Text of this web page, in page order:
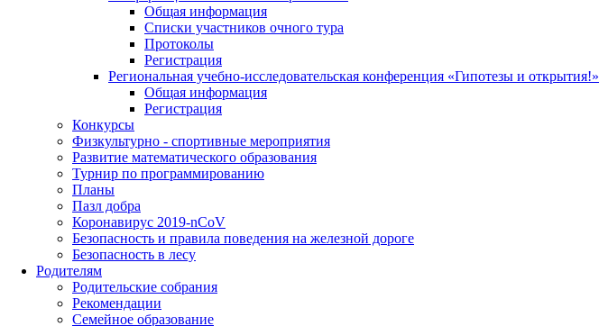
Общая информация
Списки участников очного тура
Протоколы
Регистрация
Региональная учебно-исследовательская конференция «Гипотезы и открытия!»
Общая информация
Регистрация
Конкурсы
Физкультурно - спортивные мероприятия
Развитие математического образования
Турнир по программированию
Планы
Пазл добра
Коронавирус 2019-nCoV
Безопасность и правила поведения на железной дороге
Безопасность в лесу
Родителям
Родительские собрания
Рекомендации
Семейное образование